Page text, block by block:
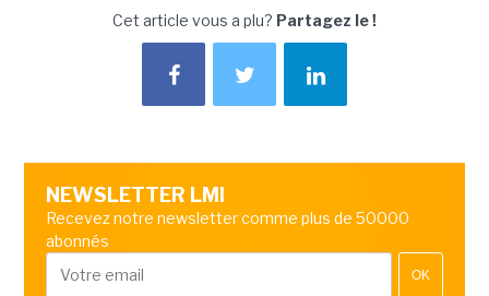
Cet article vous a plu? Partagez le !
NEWSLETTER LMI
Recevez notre newsletter comme plus de 50000
abonnés
OK